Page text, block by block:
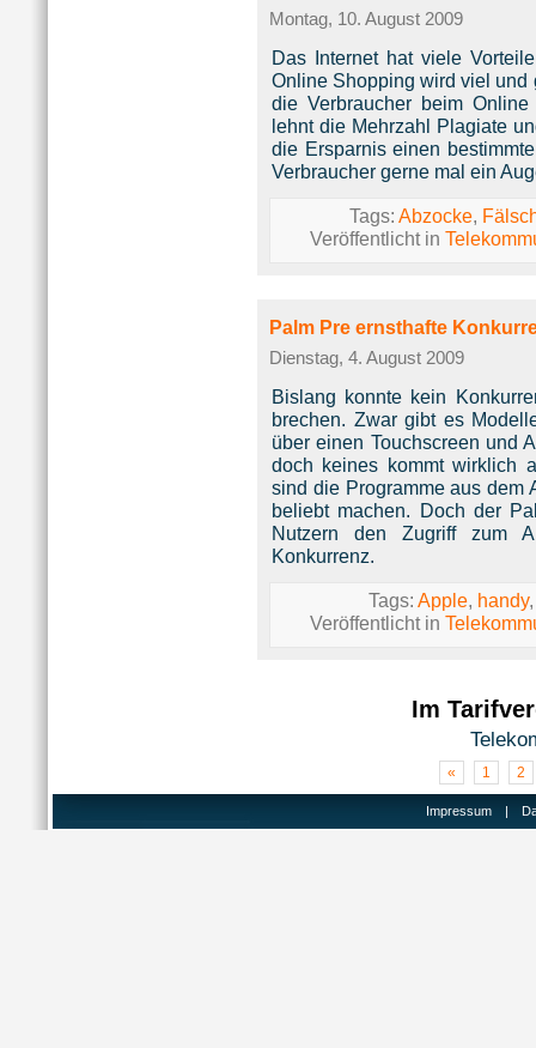
Montag, 10. August 2009
Das Internet hat viele
Online Shopping wird viel und
die Verbraucher beim
lehnt die Mehrzahl Plagiate
die Ersparnis einen
Verbraucher gerne mal ein
Tags: Abzocke,
Veröffentlicht in
Palm Pre ernsthafte
Dienstag, 4. August 2009
Bislang konnte kein
brechen. Zwar gibt es
über einen Touchscreen und
doch keines kommt wirklich
sind die Programme aus dem
beliebt machen. Doch der
Nutzern den Zugriff zum
Konkurrenz.
Tags: Apple, handy
Veröffentlicht in
Im
« 1 2
Impressum |